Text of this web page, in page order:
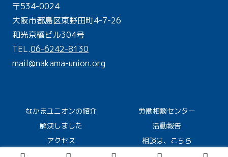
〒534-0024
大阪市都島区東野田町4-7-26
和光京橋ビル304号
TEL.06-6242-8130
mail@nakama-union.org
なかまユニオンの紹介
労働相談センター
解決しました
活動報告
アクセス
相談は、こちら